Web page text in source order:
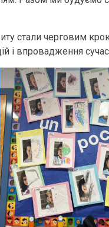
стали черговим
і впровадження